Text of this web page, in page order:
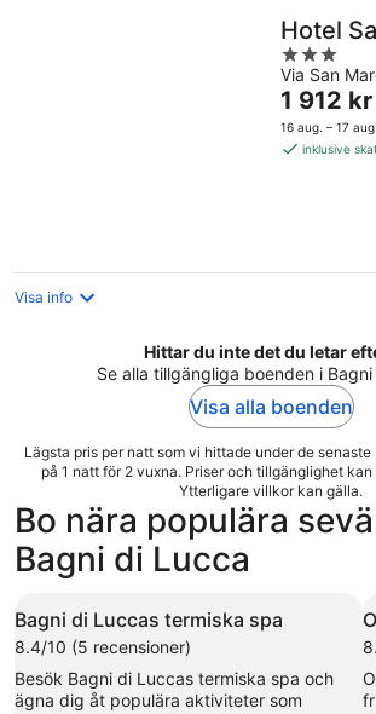
Hotel
3
out
of
5
Via San
Priset
är
1 912 kr
1 912 kr
16 aug. – 17 aug.
inklusive
Visa info
Hittar du inte det du letar
Se alla tillgängliga boenden i
Visa alla boenden
Lägsta pris per natt som vi hittade under de
på 1 natt för 2 vuxna. Priser och tillgänglighet
Ytterligare villkor kan gälla.
Bo nära populära
Bagni di Lucca
Bagni di Luccas termiska spa
8.4/10 (5 recensioner)
Besök Bagni di Luccas termiska spa och
ägna dig åt populära aktiviteter som